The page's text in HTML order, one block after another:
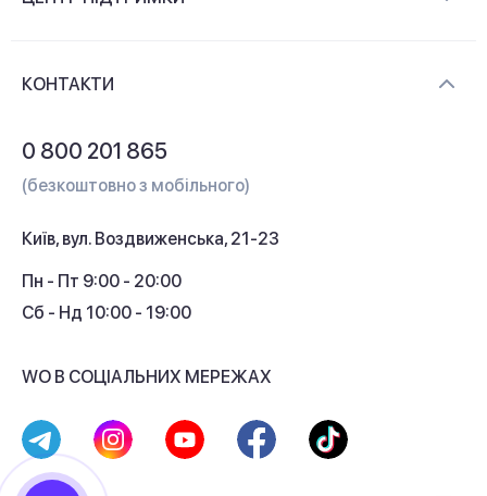
Контакти
Кешбек
КОНТАКТИ
0 800 201 865
(безкоштовно з мобільного)
Київ, вул. Воздвиженська, 21-23
Пн - Пт 9:00 - 20:00
Сб - Нд 10:00 - 19:00
WO В СОЦІАЛЬНИХ МЕРЕЖАХ